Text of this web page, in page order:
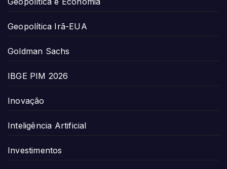
Geopolítica Irã-EUA
Goldman Sachs
IBGE PIM 2026
Inovação
Inteligência Artificial
Investimentos